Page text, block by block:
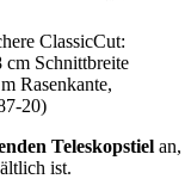
ClassicCut:
cm Schnittbreite
Rasenkante,
20)
Teleskopstiel an,
ist.